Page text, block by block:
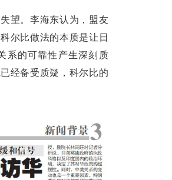
望。李海东认为，盟友
尔比做法的本质是让日
系的可靠性产生深刻质
经备受质疑，科尔比的